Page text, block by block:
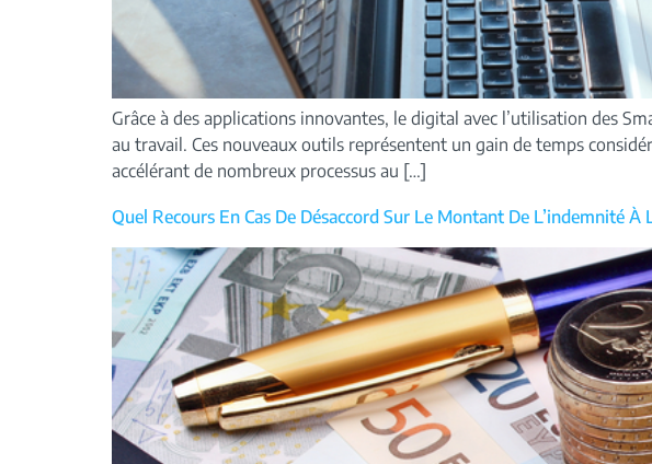
Grâce à des applications innovantes, le digital avec l’utilisation des
au travail. Ces nouveaux outils représentent un gain de temps
accélérant de nombreux processus au […]
Quel Recours En Cas De Désaccord Sur Le Montant De L’indemnité À